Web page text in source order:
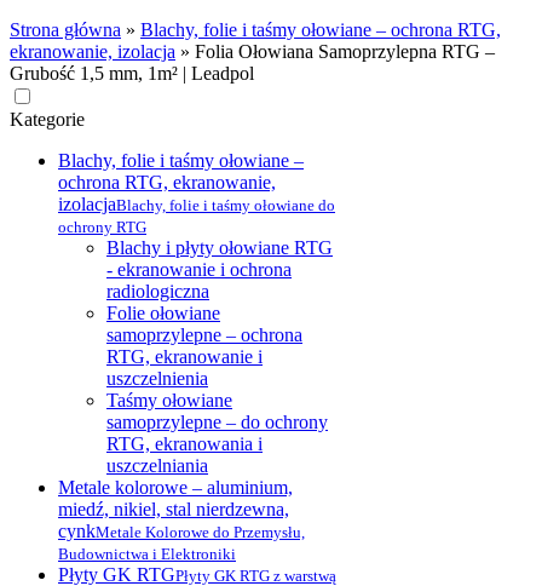
Strona główna » Blachy, folie i taśmy ołowiane – ochrona RTG,
ekranowanie, izolacja » Folia Ołowiana Samoprzylepna RTG –
Grubość 1,5 mm, 1m² | Leadpol
Kategorie
Blachy, folie i taśmy ołowiane –
ochrona RTG, ekranowanie,
izolacjaBlachy, folie i taśmy ołowiane do
ochrony RTG
Blachy i płyty ołowiane RTG
- ekranowanie i ochrona
radiologiczna
Folie ołowiane
samoprzylepne – ochrona
RTG, ekranowanie i
uszczelnienia
Taśmy ołowiane
samoprzylepne – do ochrony
RTG, ekranowania i
uszczelniania
Metale kolorowe – aluminium,
miedź, nikiel, stal nierdzewna,
cynkMetale Kolorowe do Przemysłu,
Budownictwa i Elektroniki
Płyty GK RTGPłyty GK RTG z warstwą